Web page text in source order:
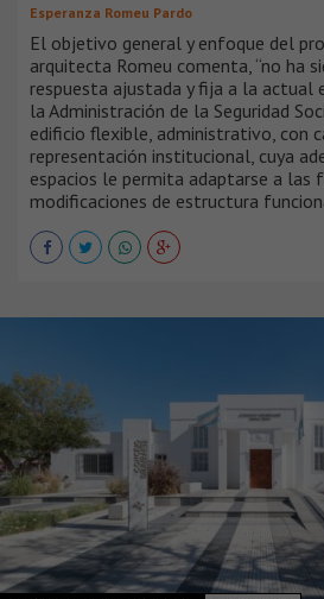
Esperanza Romeu Pardo
El objetivo general y enfoque del
arquitecta Romeu comenta, “no ha
respuesta ajustada y fija a la actual
la Administración de la Seguridad
edificio flexible, administrativo, con
representación institucional, cuya
espacios le permita adaptarse a las
modificaciones de estructura